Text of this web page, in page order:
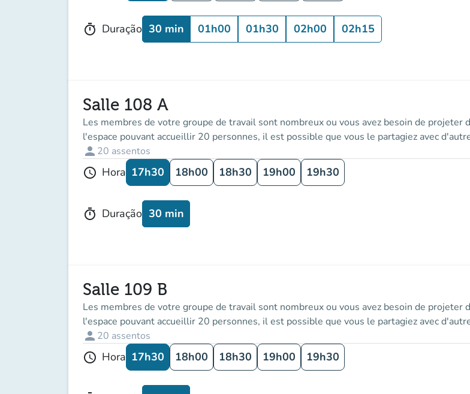
timer Duração 30 min 01h00 01h30 02h00 02h15
Salle 108 A
Les membres de votre groupe de travail sont nombreux ou vous avez besoin de
l'espace pouvant accueillir 20 personnes, il est possible que vous le partagiez avec
person 20 assentos
schedule Hora 17h30 18h00 18h30 19h00 19h30
timer Duração 30 min
Salle 109 B
Les membres de votre groupe de travail sont nombreux ou vous avez besoin de
l'espace pouvant accueillir 20 personnes, il est possible que vous le partagiez avec
person 20 assentos
schedule Hora 17h30 18h00 18h30 19h00 19h30